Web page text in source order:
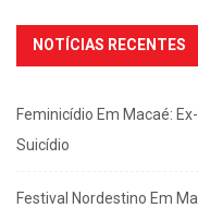
NOTÍCIAS RECENTES
Feminicídio Em Macaé:
Suicídio
Festival Nordestino Em